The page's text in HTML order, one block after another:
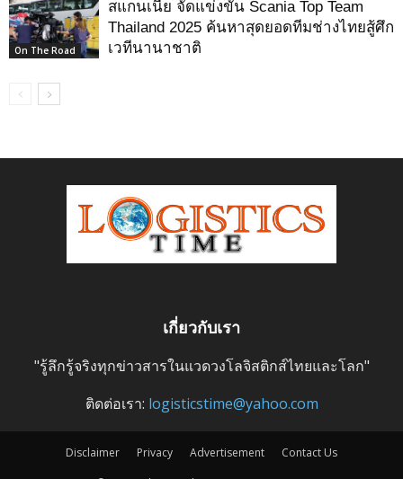
On The Road
สแกนเนีย จัดแข่งขัน Scania Top Team
Thailand 2025 ค้นหาสุดยอดทีมช่างไทยสู้ศึก
เวทีนานาชาติ
เกี่ยวกับเรา
"รู้ลึกรู้จริงทุกข่าวสารในแวดวงโลจิสติกส์ไทยและโลก"
ติดต่อเรา: logisticstime@yahoo.com
Disclaimer Privacy Advertisement
Contact Us